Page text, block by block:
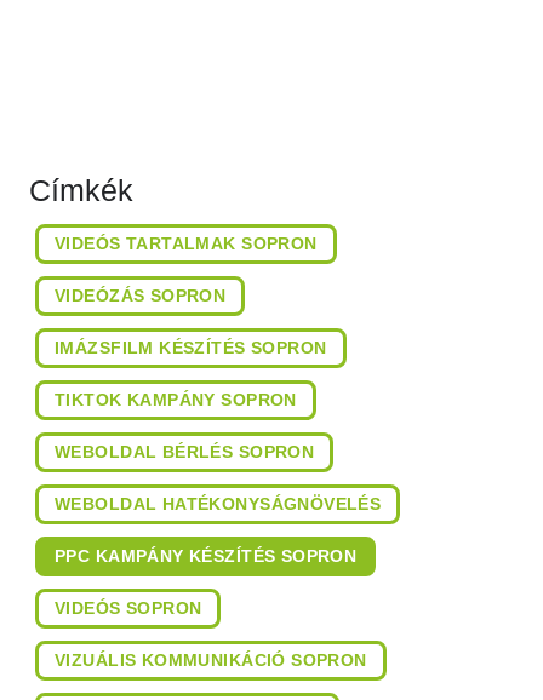
Címkék
VIDEÓS TARTALMAK SOPRON
VIDEÓZÁS SOPRON
IMÁZSFILM KÉSZÍTÉS SOPRON
TIKTOK KAMPÁNY SOPRON
WEBOLDAL BÉRLÉS SOPRON
WEBOLDAL HATÉKONYSÁGNÖVELÉS
PPC KAMPÁNY KÉSZÍTÉS SOPRON
VIDEÓS SOPRON
VIZUÁLIS KOMMUNIKÁCIÓ SOPRON